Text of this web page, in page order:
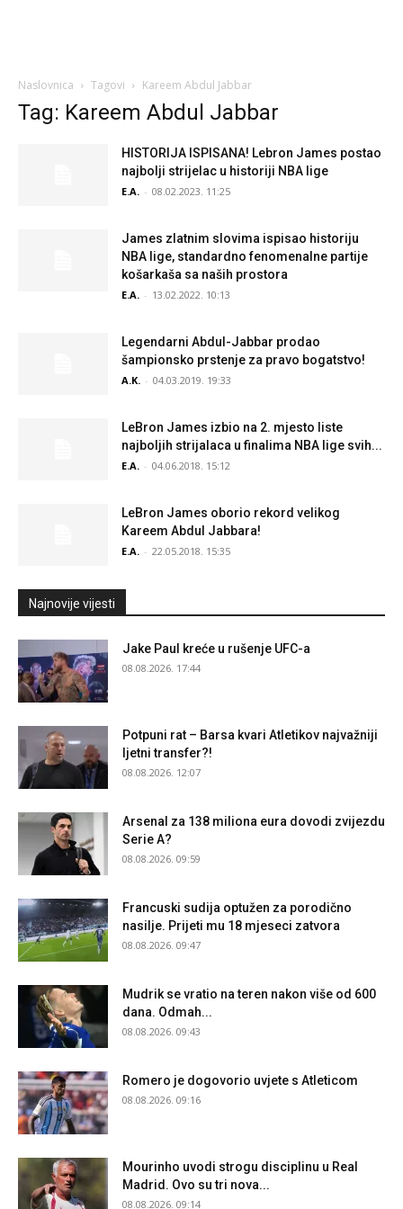
Naslovnica Tagovi Kareem Abdul Jabbar
Tag: Kareem Abdul Jabbar
HISTORIJA ISPISANA! Lebron James postao
najbolji strijelac u historiji NBA lige
E.A. - 08.02.2023. 11:25
James zlatnim slovima ispisao historiju
NBA lige, standardno fenomenalne partije
košarkaša sa naših prostora
E.A. - 13.02.2022. 10:13
Legendarni Abdul-Jabbar prodao
šampionsko prstenje za pravo bogatstvo!
A.K. - 04.03.2019. 19:33
LeBron James izbio na 2. mjesto liste
najboljih strijalaca u finalima NBA lige svih...
E.A. - 04.06.2018. 15:12
LeBron James oborio rekord velikog
Kareem Abdul Jabbara!
E.A. - 22.05.2018. 15:35
Najnovije vijesti
Jake Paul kreće u rušenje UFC-a
08.08.2026. 17:44
Potpuni rat – Barsa kvari Atletikov najvažniji
ljetni transfer?!
08.08.2026. 12:07
Arsenal za 138 miliona eura dovodi zvijezdu
Serie A?
08.08.2026. 09:59
Francuski sudija optužen za porodično
nasilje. Prijeti mu 18 mjeseci zatvora
08.08.2026. 09:47
Mudrik se vratio na teren nakon više od 600
dana. Odmah...
08.08.2026. 09:43
Romero je dogovorio uvjete s Atleticom
08.08.2026. 09:16
Mourinho uvodi strogu disciplinu u Real
Madrid. Ovo su tri nova...
08.08.2026. 09:14